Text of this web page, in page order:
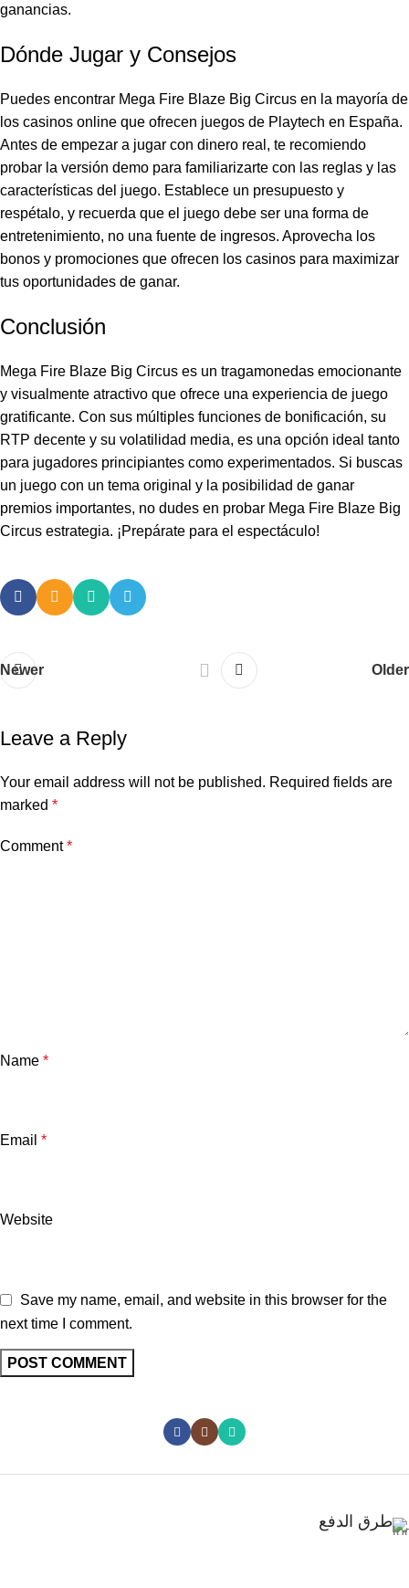
ganancias.
Dónde Jugar y Consejos
Puedes encontrar Mega Fire Blaze Big Circus en la mayoría de
los casinos online que ofrecen juegos de Playtech en España.
Antes de empezar a jugar con dinero real, te recomiendo
probar la versión demo para familiarizarte con las reglas y las
características del juego. Establece un presupuesto y
respétalo, y recuerda que el juego debe ser una forma de
entretenimiento, no una fuente de ingresos. Aprovecha los
bonos y promociones que ofrecen los casinos para maximizar
tus oportunidades de ganar.
Conclusión
Mega Fire Blaze Big Circus es un tragamonedas emocionante
y visualmente atractivo que ofrece una experiencia de juego
gratificante. Con sus múltiples funciones de bonificación, su
RTP decente y su volatilidad media, es una opción ideal tanto
para jugadores principiantes como experimentados. Si buscas
un juego con un tema original y la posibilidad de ganar
premios importantes, no dudes en probar Mega Fire Blaze Big
Circus estrategia. ¡Prepárate para el espectáculo!
Newer Older
Leave a Reply
Your email address will not be published. Required fields are
marked *
Comment*
Name *
Email *
Website
Save my name, email, and website in this browser for the
next time I comment.
طرق الدفع